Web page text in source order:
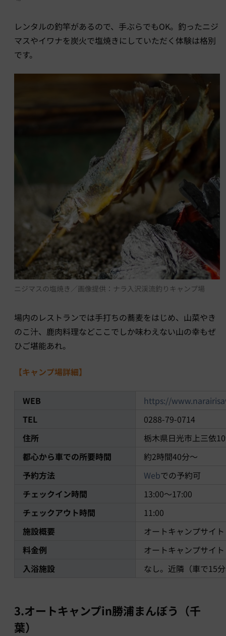
レンタルの釣竿があるので、手ぶらでもOK。釣ったニジ
マスやイワナを炭火で塩焼きにしていただく体験は格別
です。
ニジマスの塩焼き／画像提供：ナラ入沢渓流釣りキャンプ場
場内のレストランでは手打ちの蕎麦をはじめ、山菜やき
のこ汁、鹿肉料理などここでしか味わえない山の幸もぜ
ひご堪能あれ。
【キャンプ場詳細】
WEB
https://
TEL
0288-79-0714
住所
栃木県日光市上三依
都心から車での所要時間
約2時間40分～
予約方法
Webでの予約可
チェックイン時間
13:00〜17:00
チェックアウト時間
11:00
施設概要
オートキャンプサイ
料金例
オートキャンプサイ
入浴施設
なし。近隣（車で15
3.オートキャンプin勝浦まんぼう（千
葉）